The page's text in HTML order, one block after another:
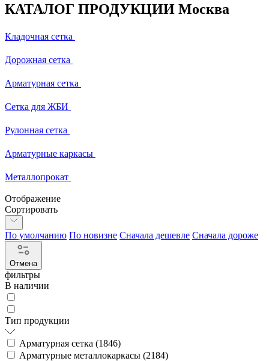
КАТАЛОГ ПРОДУКЦИИ Москва
Кладочная сетка
Дорожная сетка
Арматурная сетка
Сетка для ЖБИ
Рулонная сетка
Арматурные каркасы
Металлопрокат
Отображение
Сортировать
По умолчанию По новизне Сначала дешевле Сначала дороже
Отмена
фильтры
В наличии
Тип продукции
Арматурная сетка (1846)
Арматурные металлокаркасы (2184)